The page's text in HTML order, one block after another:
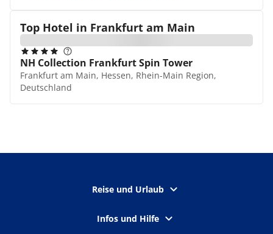
Top Hotel in Frankfurt am Main
NH Collection Frankfurt Spin Tower
Frankfurt am Main, Hessen, Rhein-Main Region,
Deutschland
Reise und Urlaub
Infos und Hilfe